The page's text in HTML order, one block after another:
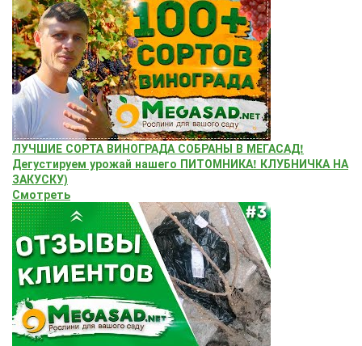
ЛУЧШИЕ СОРТА ВИНОГРАДА СОБРАНЫ В МЕГАСАД!
Дегустируем урожай нашего ПИТОМНИКА! КЛУБНИЧКА НА
ЗАКУСКУ)
Смотреть